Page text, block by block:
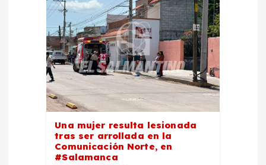
Una mujer resulta lesionada
tras ser arrollada en la
Comunicación Norte, en
#Salamanca